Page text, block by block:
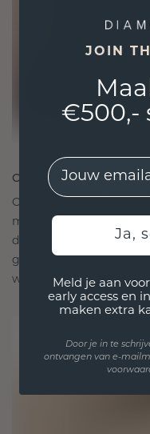
ONTWORPEN VOOR
Onze
met elk stuk
doorstaan. Het
gekoesterde
worden gedragen en
JOIN
€500,-
EMail
Ja,
Meld je aan
early access en
maken extra
Door je in te
ontvangen van e-